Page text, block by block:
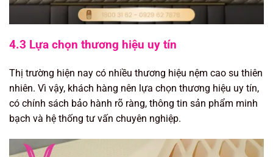
4.3 Lựa chọn thương hiệu uy tín
Thị trường hiện nay có nhiều thương hiệu nệm cao su thiên
nhiên. Vì vậy, khách hàng nên lựa chọn thương hiệu uy tín,
có chính sách bảo hành rõ ràng, thông tin sản phẩm minh
bạch và hệ thống tư vấn chuyên nghiệp.